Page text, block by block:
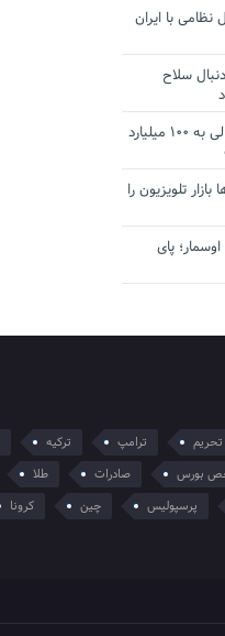
با ایران
سلاح
آستانه الزام به دریافت صورت های مالی به ۱۰۰ میلیارد
تلویزیون را
پای
تحریم ترامپ ترکیه
بورس صادرات طلا
پرسپولیس چین کرونا